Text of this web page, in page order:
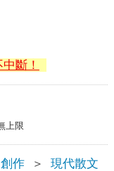
斷！
上限
作 ＞ 現代散文